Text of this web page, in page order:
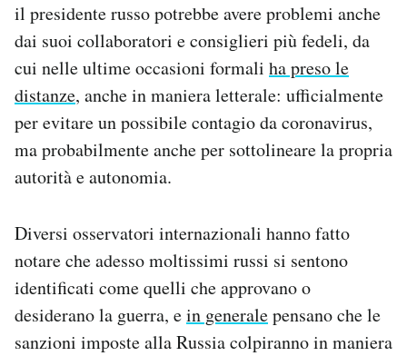
il presidente russo potrebbe avere problemi anche
dai suoi collaboratori e consiglieri più fedeli, da
cui nelle ultime occasioni formali ha preso le
distanze, anche in maniera letterale: ufficialmente
per evitare un possibile contagio da coronavirus,
ma probabilmente anche per sottolineare la propria
autorità e autonomia.
Diversi osservatori internazionali hanno fatto
notare che adesso moltissimi russi si sentono
identificati come quelli che approvano o
desiderano la guerra, ein generalepensano che le
sanzioni imposte alla Russia colpiranno in maniera